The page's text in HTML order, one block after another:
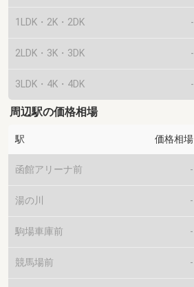
1LDK・2K・2DK -
2LDK・3K・3DK -
3LDK・4K・4DK -
周辺駅の価格相場
駅 価格相場
函館アリーナ前 -
湯の川 -
駒場車庫前 -
競馬場前 -